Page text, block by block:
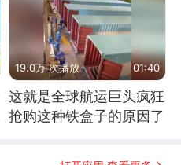
19.0万 次播放 01:40
这就是全球航运巨头疯狂
抢购这种铁盒子的原因了